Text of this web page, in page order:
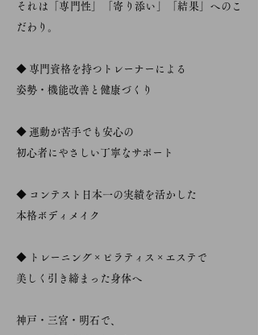
それは「専門性」「寄り添い」「結果」へのこ
だわり。
◆ 専門資格を持つトレーナーによる
姿勢・機能改善と健康づくり
◆ 運動が苦手でも安心の
初心者にやさしい丁寧なサポート
◆ コンテスト日本一の実績を活かした
本格ボディメイク
◆ トレーニング × ピラティス × エステで
美しく引き締まった身体へ
神戸・三宮・明石で、